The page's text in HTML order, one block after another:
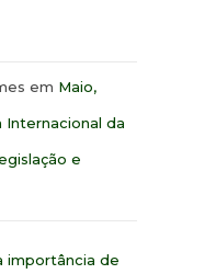
em Maio,
Internacional da
e
importância de